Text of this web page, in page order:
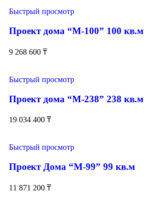
Быстрый просмотр
Проект дома “М-100” 100 кв.м
9 268 600 ₸
Быстрый просмотр
Проект дома “М-238” 238 кв.м
19 034 400 ₸
Быстрый просмотр
Проект Дома “М-99” 99 кв.м
11 871 200 ₸